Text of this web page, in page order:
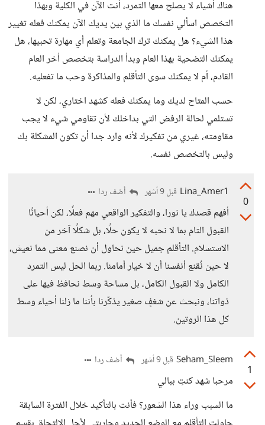
هناك أشياء لا يصلح معها التمرد، أنت الآن في الكلية وبهذا
التخصص اسألي نفسك ما الذي بين يديك الآن يمكنك فعله تغيير
هذا الشيء؟ هل يمكنك ترك الجامعة وتعلم أي مهارة تحبيها، هل
يمكنك التضحية بهذا العام وبدأ الدراسة بتخصص أخر العام
القادم، أم لا يمكنك سوى التأقلم والمذاكرة وحب ما تفعليه.
حسب المتاح لديك وما يمكنك فعله كشهد اختاري، لكن لا
تستلمي لحالة الرفض التي بداخلك لأن تقاومي شيء لا يجب
مقاومته، غيري من تفكيرك لأنه وارد جدا أن تكون المشكلة بك
وليس بالتخصص نفسه.
0
Lina_Amer1 قبل 9 أشهر أضف ردا
أفهم قصدك يا نورا، والتفكير الواقعي مهم فعلًا، لكن أحيانًا
القبول التام بما لا نحبه لا يكون حلًا، بل شكلًا آخر من
الاستسلام. التأقلم جميل حين نحاول أن نصنع معنى مما نعيش،
لا حين نُقنع أنفسنا أن لا خيار أمامنا. ربما الحل ليس التمرد
الكامل ولا القبول الكامل، بل مساحة وسط نحافظ فيها على
ذواتنا، ونبحث عن شغفٍ صغير يذكّرنا بأننا ما زلنا أحياء وسط
كل هذا الروتين.
1
Seham_Sleem قبل 9 أشهر أضف ردا
مرحبا شهد كنتِ ببالي
ما السبب وراء هذا الشعور؟ فأنت بالتأكيد خلال الفترة السابقة